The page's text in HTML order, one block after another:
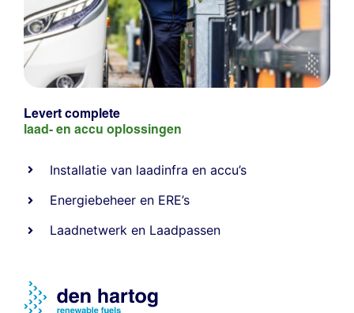
Levert complete
laad- en accu oplossingen
Installatie van laadinfra en accu’s
Energiebeheer en ERE’s
Laadnetwerk en Laadpassen